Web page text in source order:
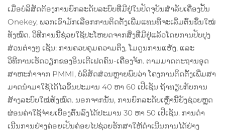
ເມື່ອບໍລິສັດຕ້ອງການຍົກລະດັບລະບົບທີ່ມີຢູ່ໃນປັດຈຸບັນສຳລັບເຄື່ອງປັ້ນ
Onekey, ພວກເຂົາມັກເລືອກການຕິດຕັ້ງເພີ່ມແທນທີ່ຈະເລີ່ມຕົ້ນຂຶ້ນໃໝ່
ທັງໝົດ. ວິທີການນີ້ຊ່ວຍໃຊ້ປະໂຫຍດຈາກສິ່ງທີ່ມີຢູ່ແລ້ວໂດຍການປັບປຸງ
ສ່ວນຕ່າງໆ ເຊັ່ນ: ການຄວບຄຸມຄວາມຕຶງ, ໂມດູນການແຫ້ງ, ແລະ
ວິທີການເຮັດວຽກຂອງອິນເຕີເຟດຄົນ-ເຄື່ອງຈັກ. ຕາມມາດຕະຖານອຸດ
ສາຫະກໍາຈາກ PMMI, ບໍລິສັດສ່ວນຫຼາຍພົບວ່າ ໂຄງການຕິດຕັ້ງເພີ່ມສາ
ມາດນໍາມາໃຊ້ໄດ້ໄວຂຶ້ນປະມານ 40 ຫາ 60 ເປີເຊັນ ຖ້າທຽບກັບການ
ສ້າງລະບົບໃໝ່ທັງໝົດ. ນອກຈາກນັ້ນ, ການຍົກລະດັບເຫຼົ່ານີ້ຍັງຊ່ວຍຫຼຸດ
ຜ່ອນຄ່າໃຊ້ຈ່າຍເບື້ອງຕົ້ນລົງໄດ້ປະມານ 30 ຫາ 50 ເປີເຊັນ. ການດໍາ
ເນີນການຢ່າງຄ່ອຍເປັນຄ່ອຍໄປຊ່ວຍຮັກສາໃຫ້ດໍາເນີນການໄດ້ຢ່າງ